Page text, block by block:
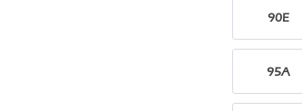
90E
95A